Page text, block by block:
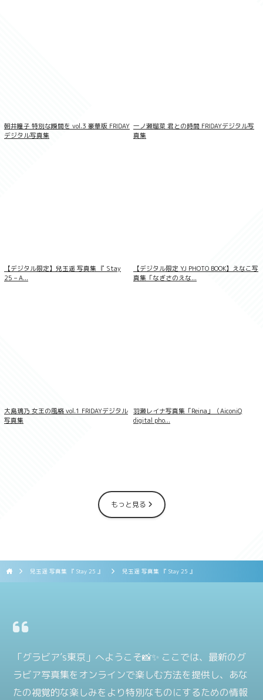
朝井瞳子 特別な瞬間を vol.3 豪華版 FRIDAY
デジタル写真集
一ノ瀬瑠菜 君との時間 FRIDAYデジタル写
真集
【デジタル限定】兒玉遥 写真集 『 Stay
25 – A...
【デジタル限定 YJ PHOTO BOOK】えなこ写
真集「なぎさのえな...
大島璃乃 女王の風格 vol.1 FRIDAYデジタル
写真集
羽瀬レイナ写真集「Reina」（AiconiQ
digital pho...
もっと見る
兒玉遥 写真集 『 Stay 25 』 兒玉遥 写真集 『 Stay 25 』
「グラビア’s東京」へようこそ📸✨ ここでは、最新のグ
ラビア写真集をオンラインで楽しむ方法を提供し、あな
たの視覚的な楽しみをより特別なものにするための情報